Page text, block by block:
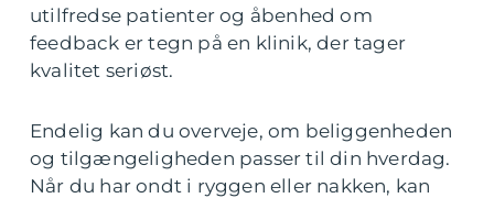
utilfredse patienter og åbenhed om
feedback er tegn på en klinik, der tager
kvalitet seriøst.
Endelig kan du overveje, om beliggenheden
og tilgængeligheden passer til din hverdag.
Når du har ondt i ryggen eller nakken, kan